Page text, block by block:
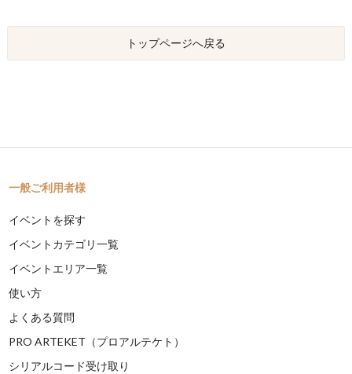
トップページへ戻る
一般ご利用者様
イベントを探す
イベントカテゴリ一覧
イベントエリア一覧
使い方
よくある質問
PRO ARTEKET（プロアルテケト）
シリアルコード受け取り